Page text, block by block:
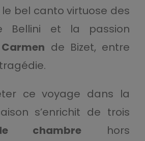
bel canto virtuose des
et la passion
Carmen de Bizet, entre
ce voyage dans la
s’enrichit de trois
chambre hors